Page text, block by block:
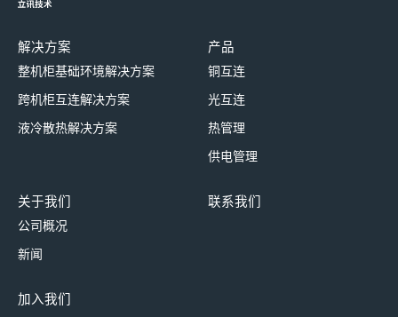
解决方案
整机柜基础环境解决方案
跨机柜互连解决方案
液冷散热解决方案
产品
铜互连
光互连
热管理
供电管理
关于我们
公司概况
新闻
联系我们
加入我们